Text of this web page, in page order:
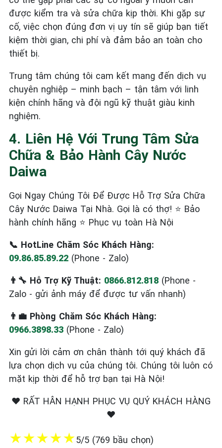
được kiểm tra và sửa chữa kịp thời. Khi gặp sự
cố, việc chọn đúng đơn vị uy tín sẽ giúp bạn tiết
kiệm thời gian, chi phí và đảm bảo an toàn cho
thiết bị.
Trung tâm chúng tôi cam kết mang đến dịch vụ
chuyên nghiệp – minh bạch – tận tâm với linh
kiện chính hãng và đội ngũ kỹ thuật giàu kinh
nghiệm.
4. Liên Hệ Với Trung Tâm Sửa
Chữa & Bảo Hành Cây Nước
Daiwa
Gọi Ngay Chúng Tôi Để Được Hỗ Trợ Sửa Chữa
Cây Nước Daiwa Tại Nhà. Gọi là có thợ! ⭐ Bảo
hành chính hãng ⭐ Phục vụ toàn Hà Nội
📞 HotLine Chăm Sóc Khách Hàng:
09.86.85.89.22 (Phone - Zalo)
👨‍🔧 Hỗ Trợ Kỹ Thuật: 0866.812.818 (Phone -
Zalo - gửi ảnh máy để được tư vấn nhanh)
👨‍💼 Phòng Chăm Sóc Khách Hàng:
0966.3898.33 (Phone - Zalo)
Xin gửi lời cảm ơn chân thành tới quý khách đã
lựa chọn dịch vụ của chúng tôi. Chúng tôi luôn có
mặt kịp thời để hỗ trợ bạn tại Hà Nội!
❤️ RẤT HÂN HẠNH PHỤC VỤ QUÝ KHÁCH HÀNG
❤️
★★★★★5/5 (769 bầu chọn)